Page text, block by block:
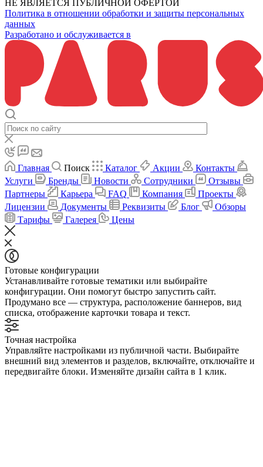
НЕ ЯВЛЯЕТСЯ ПУБЛИЧНОЙ ОФЕРТОЙ
Политика в отношении обработки и защиты персональных
данных
Разработано и обслуживается в
Главная Поиск Каталог Акции
Контакты
Услуги
Бренды Новости Сотрудники
Отзывы
Партнеры
Карьера FAQ Компания
Проекты
Лицензии
Документы Реквизиты Блог
Обзоры
Тарифы
Галерея Цены
Готовые конфигурации
Устанавливайте готовые тематики или выбирайте
конфигурации. Они помогут быстро запустить сайт.
Продумано все — структура, расположение баннеров, вид
списка, отображение карточки товара и текст.
Точная настройка
Управляйте настройками из публичной части. Выбирайте
внешний вид элементов и разделов, включайте, отключайте и
передвигайте блоки. Изменяйте дизайн сайта в 1 клик.